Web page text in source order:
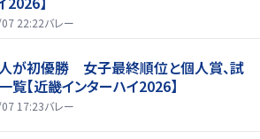
22:22バレー
が初優勝 女子最終順位と個人賞、試
覧【近畿インターハイ2026】
17:23バレー